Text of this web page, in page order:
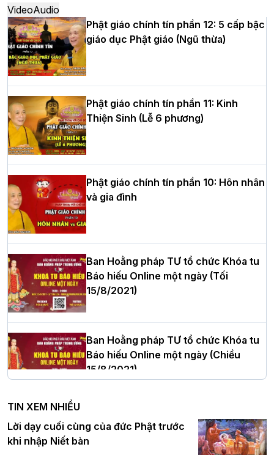
Học yêu thương trong ngày tu tập thứ
tư của Khóa sinh hoạt Phật pháp mùa
hè tại chùa Bằng
HT.Thích Thọ Lạc được suy cử làm tân
Trưởng BTS GHPGVN tỉnh Nghệ An
Hòa thượng Thích Quảng Tùng tái đắc
cử Trưởng BTS GHPGVN thành phố Hải
Phòng nhiệm kỳ 2026 – 2031
Thượng tọa Thích Tâm Chính được suy
cử tân Trưởng ban Trị sự GHPGVN tỉnh
Hà Nội: Tăng Ni Trường hạ Bồ Đề trang
nghiêm tác pháp Tiền an cư PL.2570 –
DL.2026
VideoAudio
Phật giáo chính tín phần 12: 5 cấp bậc
giáo dục Phật giáo (Ngũ thừa)
Phật giáo chính tín phần 11: Kinh
Thiện Sinh (Lễ 6 phương)
Phật giáo chính tín phần 10: Hôn nhân
và gia đình
Ban Hoằng pháp TƯ tổ chức Khóa tu
Báo hiếu Online một ngày (Tối
15/8/2021)
Ban Hoằng pháp TƯ tổ chức Khóa tu
Báo hiếu Online một ngày (Chiều
15/8/2021)
Ban Hoằng pháp TƯ tổ chức Khóa tu
Báo hiếu Online một ngày (Sáng
15/8/2021)
TIN XEM NHIỀU
Lời dạy cuối cùng của đức Phật trước
khi nhập Niết bàn